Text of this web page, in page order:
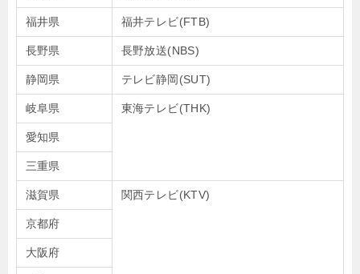
福井県 福井テレビ(FTB)
長野県 長野放送(NBS)
静岡県 テレビ静岡(SUT)
岐阜県 東海テレビ(THK)
愛知県
三重県
滋賀県 関西テレビ(KTV)
京都府
大阪府